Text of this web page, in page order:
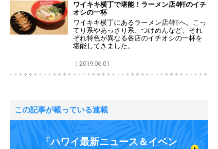
ワイキキ横丁で堪能！ラーメン店4軒のイチ
オシの一杯
ワイキキ横丁にあるラーメン店4軒へ。こっ
てり系やあっさり系、つけめんなど、それ
ぞれ特色が異なる各店のイチオシの一杯を
堪能してきました。
2019.06.01
この記事が載っている連載
「ハワイ最新ニュース＆イベン